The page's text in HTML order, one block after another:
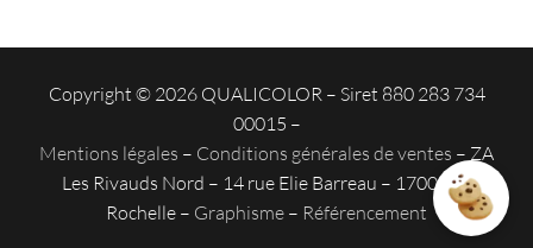
Copyright © 2026 QUALICOLOR – Siret 880 283 734
00015 –
Mentions légales – Conditions générales de ventes – ZA
Les Rivauds Nord – 14 rue Elie Barreau – 17000 La
Rochelle – Graphisme – Référencement